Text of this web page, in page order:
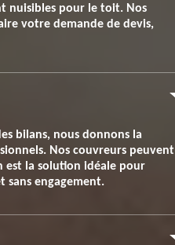
nuisibles pour le toit. Nos
votre demande de devis,
bilans, nous donnons la
Nos couvreurs peuvent
est la solution idéale pour
sans engagement.